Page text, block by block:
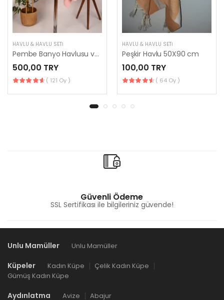
HAVLU & HAVLU SETI
Pembe Banyo Havlusu ve Baş Havlusu (2'li Havlu Seti)
500,00 TRY
( 121 Oy )
HAVLU & HAVLU SETI
Peşkir Havlu 50X90 cm
100,00 TRY
( 64 Oy )
Güvenli Ödeme
SSL Sertifikası ile bilgileriniz güvende!
Unlu Mamüller Unlu Mamüller
Küpeler Kadın Küpe
Çelik Kadın Küpe
Gümüş Kadın Küpe
Aydınlatma Avize Abajur